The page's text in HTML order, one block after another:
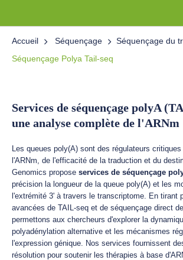
Accueil Séquençage
Séquençage du
Séquençage Polya Tail-seq
Services de séquençage polyA
une analyse complète de l'ARNm
Les queues poly(A) sont des régulateurs
l'ARNm, de l'efficacité de la traduction et du
Genomics propose services de séquençage
précision la longueur de la queue poly(A) et les
l'extrémité 3' à travers le transcriptome. En tirant
avancées de TAIL-seq et de séquençage direct
permettons aux chercheurs d'explorer la
polyadénylation alternative et les mécanismes
l'expression génique. Nos services fournissent
résolution pour soutenir les thérapies à base